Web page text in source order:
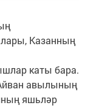
Казанның
каты бара.
авылының
яшьләр